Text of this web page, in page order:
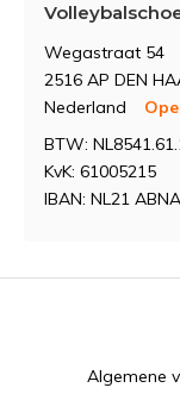
Wegastraat 54
2516 AP DEN
Nederland
BTW:
KvK: 61005215
IBAN: NL21
Algemene